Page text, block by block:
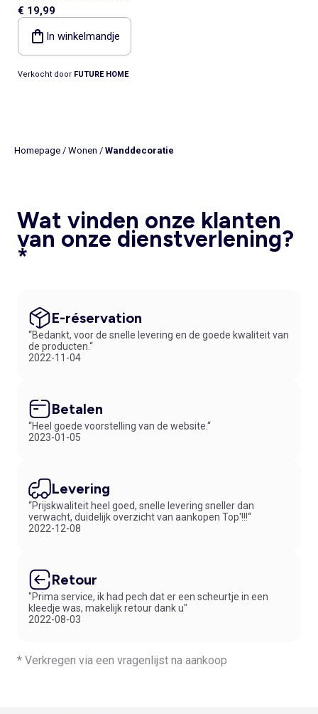
LUNE DARK geprint
geometrisch 50 x 70 cm
Future Home
€ 19,99
In winkelmandje
Verkocht door FUTURE HOME
Homepage / Wonen / Wanddecoratie
Wat vinden onze klanten
van onze dienstverlening?
*
E-réservation
“Bedankt, voor de snelle levering en de goede kwaliteit van
de producten.“
2022-11-04
Betalen
“Heel goede voorstelling van de website.“
2023-01-05
Levering
“Prijskwaliteit heel goed, snelle levering sneller dan
verwacht, duidelijk overzicht van aankopen Top'!!!“
2022-12-08
Retour
"Prima service, ik had pech dat er een scheurtje in een
kleedje was, makelijk retour dank u"
2022-08-03
* Verkregen via een vragenlijst na aankoop